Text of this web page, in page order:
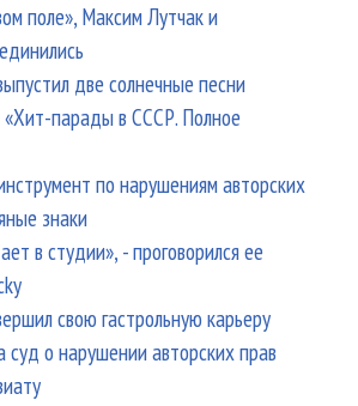
поле», Максим Лутчак и
две солнечные песни
«Хит-парады в СССР. Полное
по нарушениям авторских
знаки
в студии», - проговорился ее
свою гастрольную карьеру
суд о нарушении авторских прав